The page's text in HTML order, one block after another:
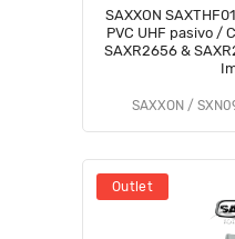
SAXXON
PVC UHF pasivo /
SAXR2656 &
SAXXON /
Outlet